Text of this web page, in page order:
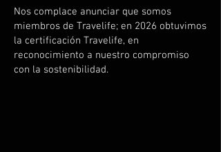
Nos complace anunciar que somos
miembros de Travelife; en 2026 obtuvimos
la certificación Travelife, en
reconocimiento a nuestro compromiso
con la sostenibilidad.